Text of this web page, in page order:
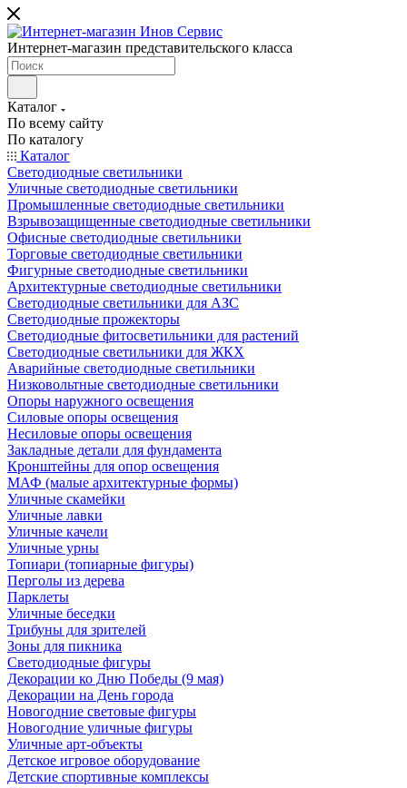
Интернет-магазин представительского класса
Каталог
По всему сайту
По каталогу
Каталог
Светодиодные светильники
Уличные светодиодные светильники
Промышленные светодиодные светильники
Взрывозащищенные светодиодные светильники
Офисные светодиодные светильники
Торговые светодиодные светильники
Фигурные светодиодные светильники
Архитектурные светодиодные светильники
Светодиодные светильники для АЗС
Светодиодные прожекторы
Светодиодные фитосветильники для растений
Светодиодные светильники для ЖКХ
Аварийные светодиодные светильники
Низковольтные светодиодные светильники
Опоры наружного освещения
Силовые опоры освещения
Несиловые опоры освещения
Закладные детали для фундамента
Кронштейны для опор освещения
МАФ (малые архитектурные формы)
Уличные скамейки
Уличные лавки
Уличные качели
Уличные урны
Топиари (топиарные фигуры)
Перголы из дерева
Парклеты
Уличные беседки
Трибуны для зрителей
Зоны для пикника
Светодиодные фигуры
Декорации ко Дню Победы (9 мая)
Декорации на День города
Новогодние световые фигуры
Новогодние уличные фигуры
Уличные арт-объекты
Детское игровое оборудование
Детские спортивные комплексы